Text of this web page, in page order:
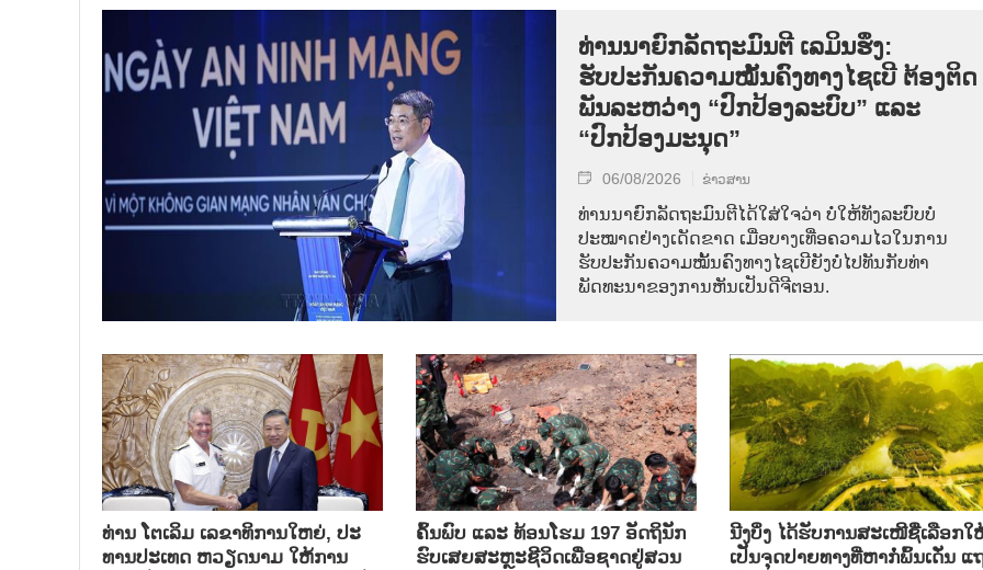
ທ່ານນາຍົກລັດຖະມົນຕີ ເລມິນຮຶງ:
ຮັບປະກັນຄວາມໝັ້ນຄົງທາງໄຊເບີ ຕ້ອງຕິດ
ພັນລະຫວ່າງ “ປົກປ້ອງລະບົບ” ແລະ
“ປົກປ້ອງມະນຸດ”
06/08/2026 ຂ່າວສານ
ທ່ານນາຍົກລັດຖະມົນຕີໄດ້ໃສ່ໃຈວ່າ ບໍ່ໃຫ້ທັງລະບົບບໍ່
ປະໝາດຢ່າງເດັດຂາດ ເມື່ອບາງເທື່ອຄວາມໄວໃນການ
ຮັບປະກັນຄວາມໝັ້ນຄົງທາງໄຊເບີຍັງບໍ່ໄປທັນກັບທ່າ
ພັດທະນາຂອງການຫັນເປັນດີຈີຕອນ.
ທ່ານ ໂຕ​ເລິມ ເລ​ຂາ​ທິ​ການ​ໃຫຍ່, ປະ​
ທານ​ປະ​ເທດ ​ຫວຽດ​ນາມ ໃຫ້​ການ​
ຄົ້ນ​ພົບ ແລະ ທ້ອນ​ໂຮມ 197 ອັດ​ຖິ​ນັກ​
ຮົບ​ເສຍ​ສະຫຼະ​ຊີ​ວິດ​ເພື່ອ​ຊາດ​ຢູ່​ສວນ​
ນີງບິ່ງ ໄດ້ຮັບການສະເໜີຊື່ເລືອກໃ
ເປັນຈຸດປາຍທາງທີ່ຫາກໍ່ພົ້ນເດັ່ນ ແ